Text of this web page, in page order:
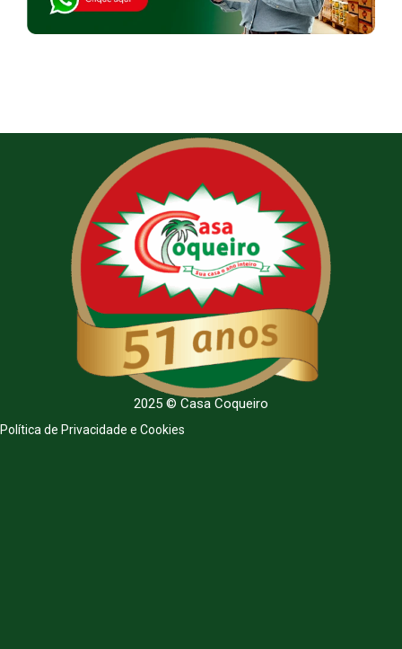
2025 © Casa Coqueiro
Política de Privacidade e Cookies